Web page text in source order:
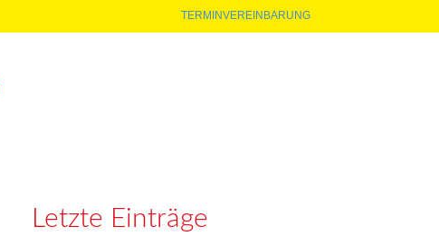
TERMINVEREINBARUNG
Letzte Einträge